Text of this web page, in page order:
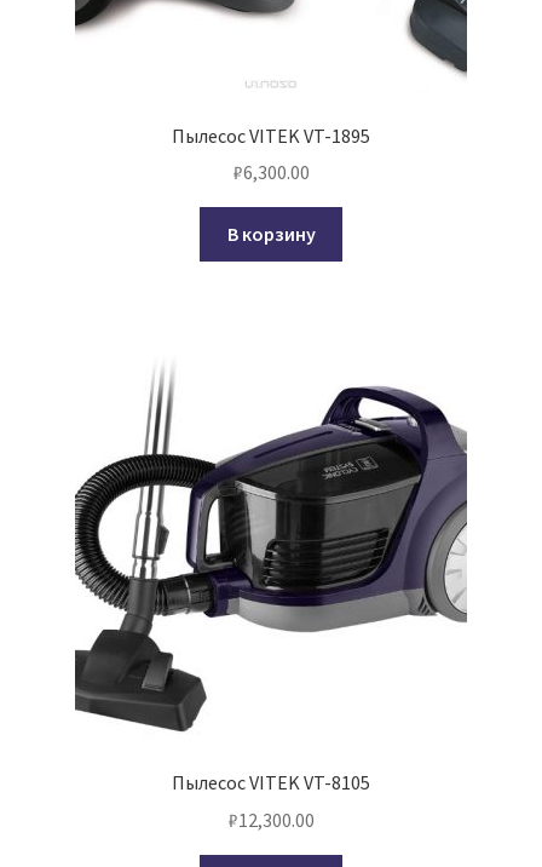
Пылесос VITEK VT-1895
₽6,300.00
В корзину
Пылесос VITEK VT-8105
₽12,300.00